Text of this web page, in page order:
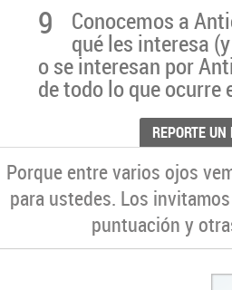
9 Conocemos a
qué les interesa
o se interesan por
de todo lo que ocurre
REPORTE UN
Porque entre varios ojos
para ustedes. Los
puntuación y